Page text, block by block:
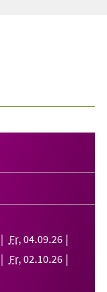
Fr, 04.09.26
Fr, 02.10.26